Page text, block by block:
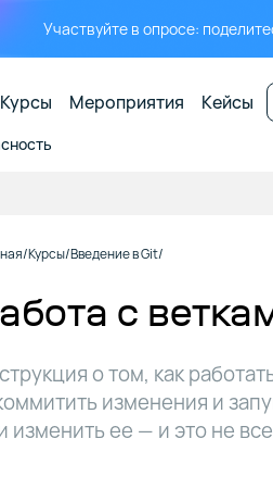
Участвуйте в опросе:
Курсы Мероприятия Кейсы
Курсы Введение в Git
с
о том, как
изменения и
изменить ее — и это не